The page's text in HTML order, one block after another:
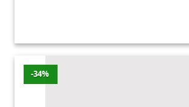
-34%